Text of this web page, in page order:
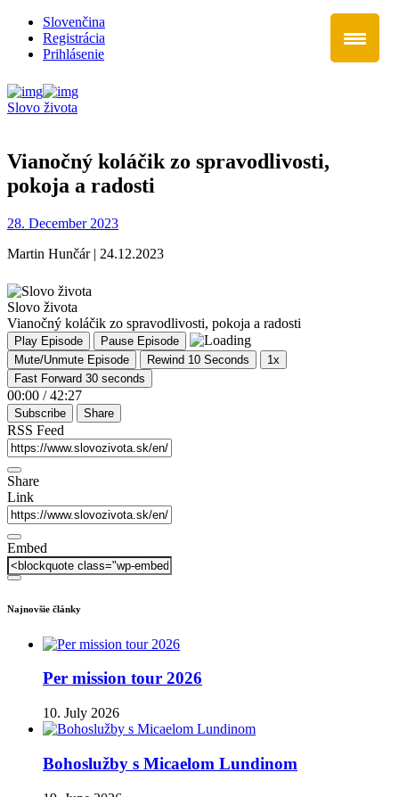
Slovenčina
Registrácia
Prihlásenie
Slovo života
Vianočný koláčik zo spravodlivosti,
pokoja a radosti
28. December 2023
Martin Hunčár | 24.12.2023
Slovo života
Vianočný koláčik zo spravodlivosti, pokoja a radosti
Play Episode
Pause Episode
Mute/Unmute Episode
Rewind 10 Seconds
1x
Fast Forward 30 seconds
00:00 / 42:27
Subscribe Share
RSS Feed
Share
Link
Embed
Najnovšie články
Per mission tour 2026
10. July 2026
Bohoslužby s Micaelom Lundinom